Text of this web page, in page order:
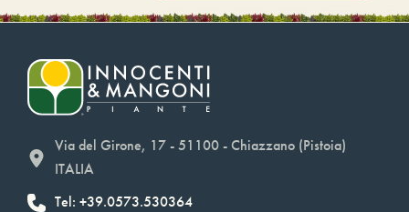
Via del Girone, 17 - 51100 - Chiazzano (Pistoia)
ITALIA
Tel: +39.0573.530364